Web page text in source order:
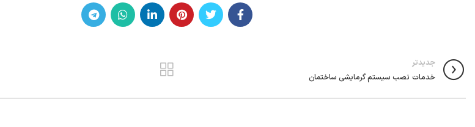
جدیدتر
خدمات نصب سیستم گرمایشی ساختمان